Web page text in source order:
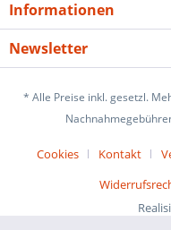
Informationen
Newsletter
* Alle Preise inkl. gesetzl.
Cookies Kontakt